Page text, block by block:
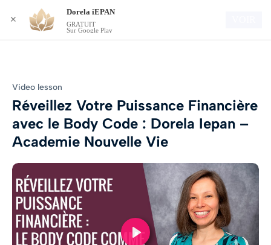
Video lesson
Réveillez Votre Puissance Financière
avec le Body Code : Dorela Iepan –
Academie Nouvelle Vie
✕
Dorela iEPAN
GRATUIT
Sur Google Play